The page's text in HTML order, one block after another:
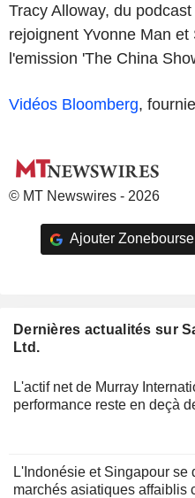
Tracy Alloway, du
rejoignent Yvonne Man
l'emission 'The China
Vidéos Bloomberg,
© MT Newswires - 2026
Ajouter
Dernières actualités sur
Ltd.
L'actif net de Murray
performance reste en deçà
L'Indonésie et Singapour se
marchés asiatiques affaiblis